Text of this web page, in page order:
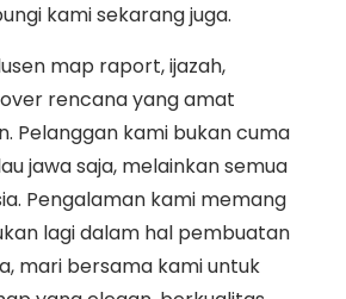
kami sekarang juga.
map raport, ijazah,
rencana yang amat
Pelanggan kami bukan cuma
jawa saja, melainkan semua
Pengalaman kami memang
lagi dalam hal pembuatan
mari bersama kami untuk